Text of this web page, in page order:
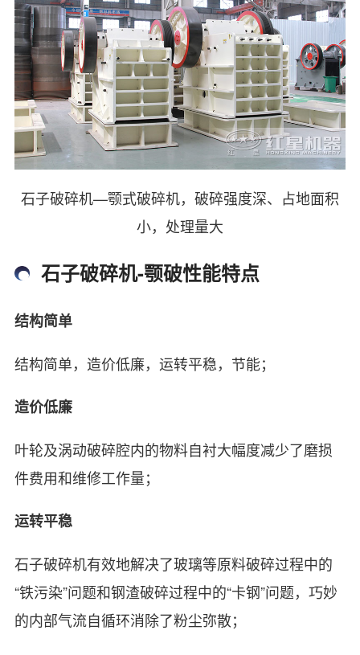
石子破碎机—颚式破碎机，破碎强度深、占地面积
小，处理量大
石子破碎机-颚破性能特点
结构简单
结构简单，造价低廉，运转平稳，节能；
造价低廉
叶轮及涡动破碎腔内的物料自衬大幅度减少了磨损
件费用和维修工作量；
运转平稳
石子破碎机有效地解决了玻璃等原料破碎过程中的
“铁污染”问题和钢渣破碎过程中的“卡钢”问题，巧妙
的内部气流自循环消除了粉尘弥散；